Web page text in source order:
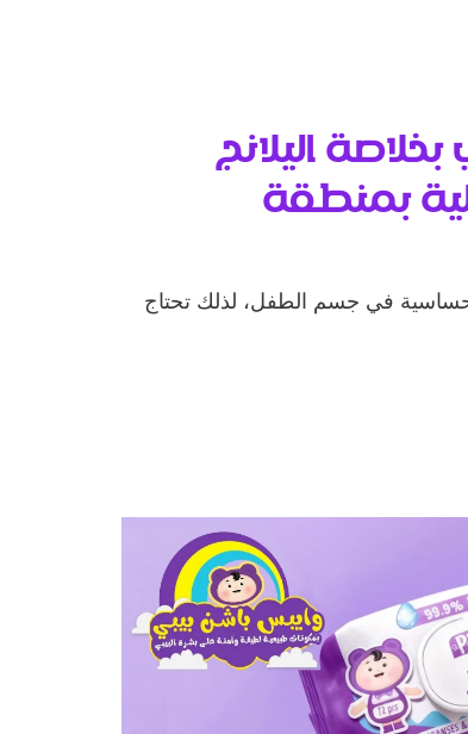
اليلانج
بمنطقة
في جسم الطفل، لذلك تحتاج